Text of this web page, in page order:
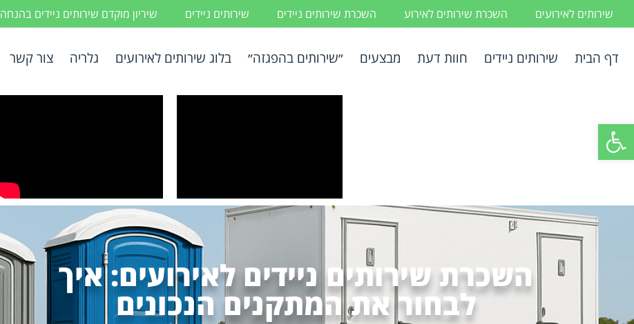
פתח סרגל נגישות
שירותים לאירועים השכרת שירותים לאירוע השכרת שירותים ניידים שירותים ניידים שיריון מוקדם שירותים ניידים בהנחה
דף הבית שירותים ניידים חוות דעת מבצעים ״שירותים בהפגזה״ בלוג שירותים לאירועים גלריה צור קשר
השכרת שירותים ניידים לאירועים: איך
לבחור את המתקנים הנכונים